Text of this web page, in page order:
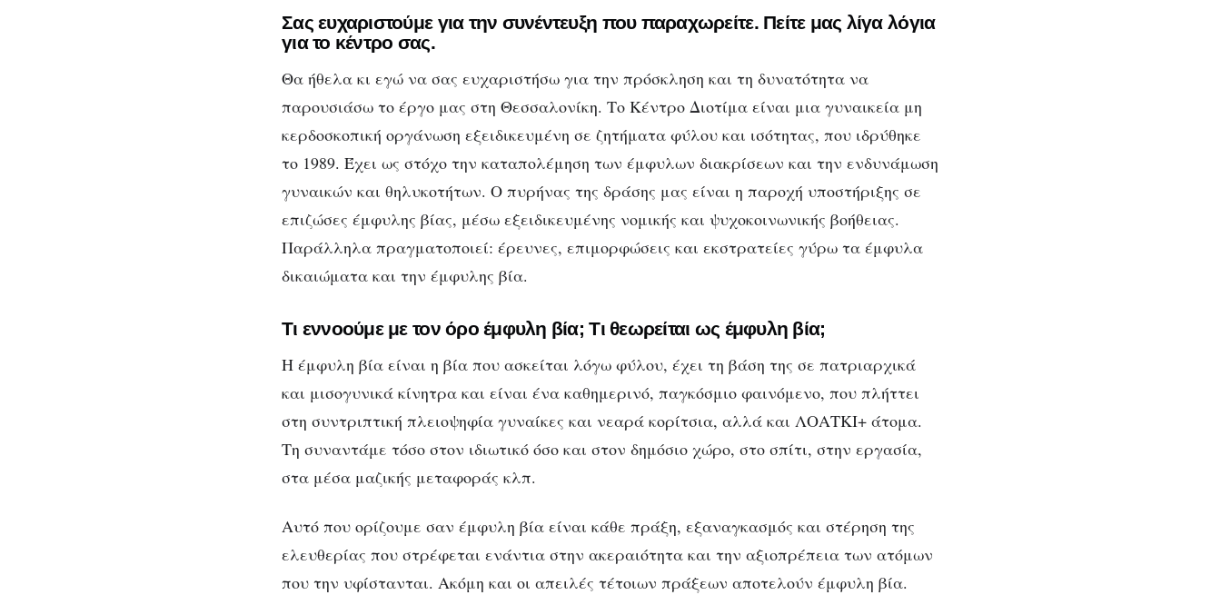
Σας ευχαριστούμε για την συνέντευξη που παραχωρείτε. Πείτε μας λίγα λόγια
για το κέντρο σας.
Θα ήθελα κι εγώ να σας ευχαριστήσω για την πρόσκληση και τη δυνατότητα να
παρουσιάσω το έργο μας στη Θεσσαλονίκη. Το Κέντρο Διοτίμα είναι μια γυναικεία μη
κερδοσκοπική οργάνωση εξειδικευμένη σε ζητήματα φύλου και ισότητας, που ιδρύθηκε
το 1989. Έχει ως στόχο την καταπολέμηση των έμφυλων διακρίσεων και την ενδυνάμωση
γυναικών και θηλυκοτήτων. Ο πυρήνας της δράσης μας είναι η παροχή υποστήριξης σε
επιζώσες έμφυλης βίας, μέσω εξειδικευμένης νομικής και ψυχοκοινωνικής βοήθειας.
Παράλληλα πραγματοποιεί: έρευνες, επιμορφώσεις και εκστρατείες γύρω τα έμφυλα
δικαιώματα και την έμφυλης βία.
Τι εννοούμε με τον όρο έμφυλη βία; Τι θεωρείται ως έμφυλη βία;
Η έμφυλη βία είναι η βία που ασκείται λόγω φύλου, έχει τη βάση της σε πατριαρχικά
και μισογυνικά κίνητρα και είναι ένα καθημερινό, παγκόσμιο φαινόμενο, που πλήττει
στη συντριπτική πλειοψηφία γυναίκες και νεαρά κορίτσια, αλλά και ΛΟΑΤΚΙ+ άτομα.
Τη συναντάμε τόσο στον ιδιωτικό όσο και στον δημόσιο χώρο, στο σπίτι, στην εργασία,
στα μέσα μαζικής μεταφοράς κλπ.
Αυτό που ορίζουμε σαν έμφυλη βία είναι κάθε πράξη, εξαναγκασμός και στέρηση της
ελευθερίας που στρέφεται ενάντια στην ακεραιότητα και την αξιοπρέπεια των ατόμων
που την υφίστανται. Ακόμη και οι απειλές τέτοιων πράξεων αποτελούν έμφυλη βία.